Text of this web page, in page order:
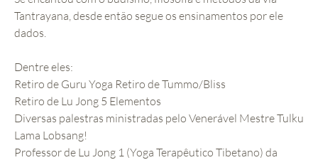
Tantrayana, desde então segue os ensinamentos por ele
dados.
Dentre eles:
Retiro de Guru Yoga Retiro de Tummo/Bliss
Retiro de Lu Jong 5 Elementos
Diversas palestras ministradas pelo Venerável Mestre Tulku
Lama Lobsang!
Professor de Lu Jong 1 (Yoga Terapêutico Tibetano) da